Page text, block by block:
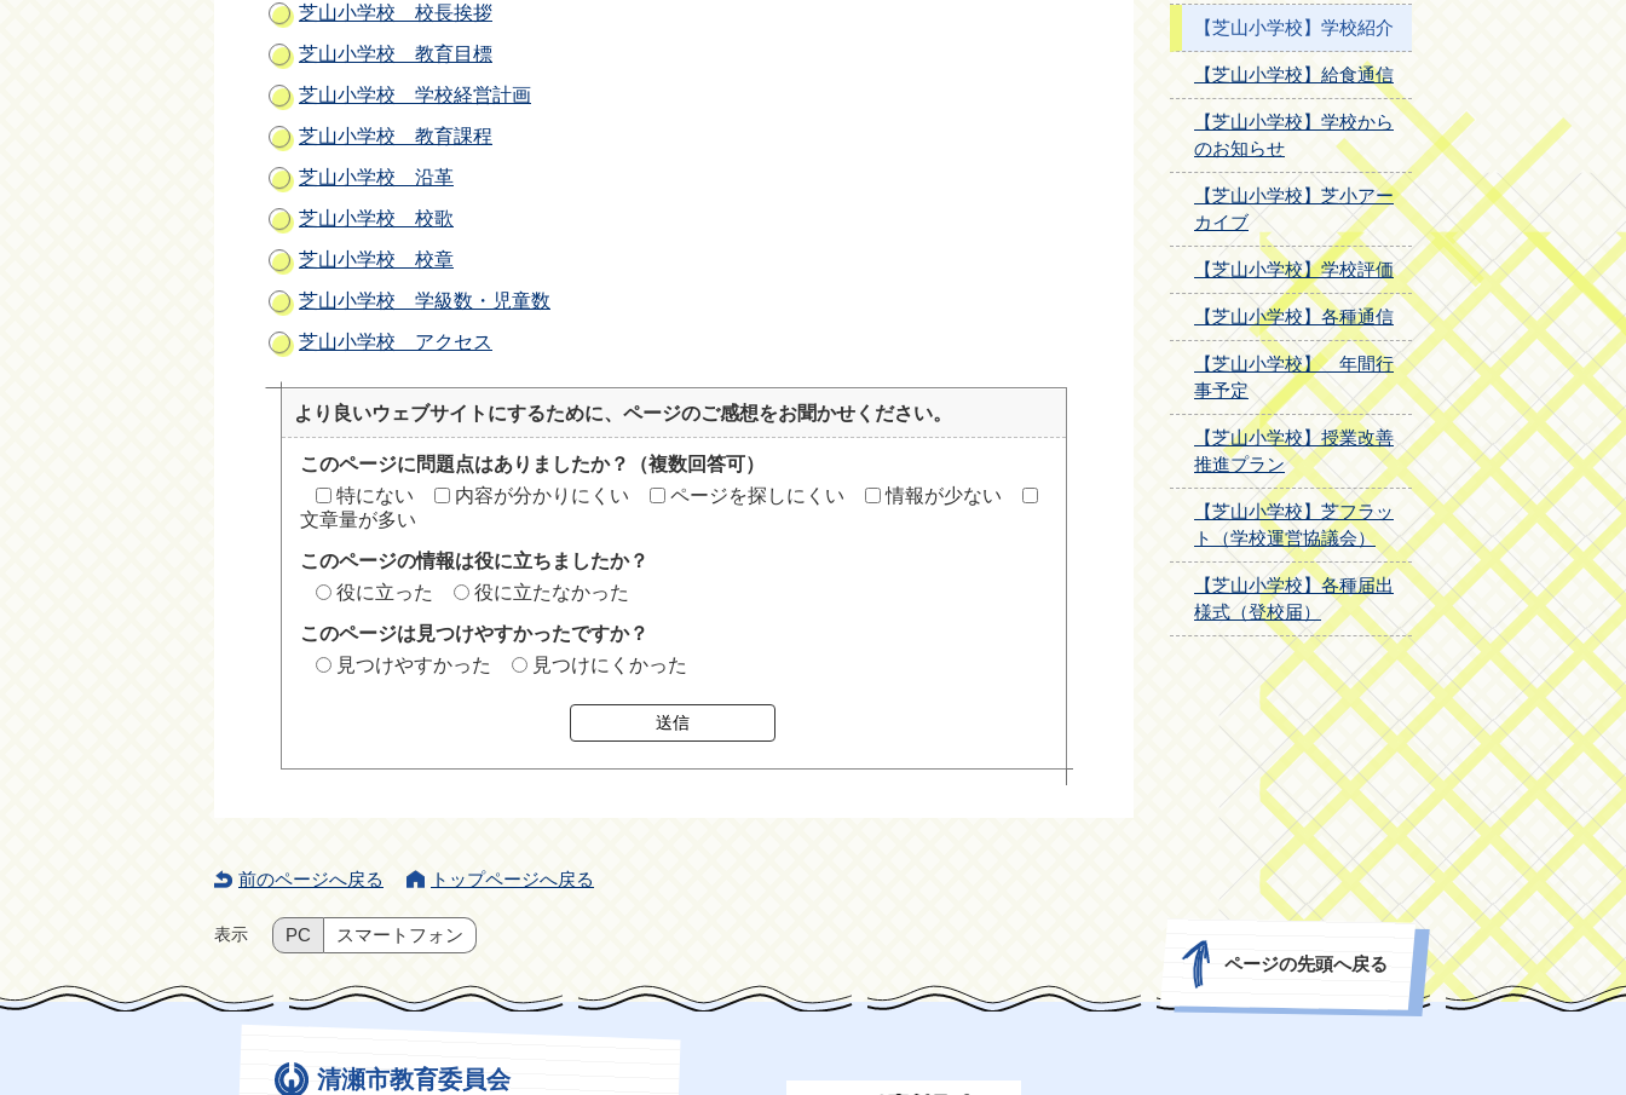
芝山小学校 校長挨拶
芝山小学校 教育目標
芝山小学校 学校経営計画
芝山小学校 教育課程
芝山小学校 沿革
芝山小学校 校歌
芝山小学校 校章
芝山小学校 学級数・児童数
芝山小学校 アクセス
より良いウェブサイトにするために、ページのご感想をお聞かせください。
このページに問題点はありましたか？（複数回答可）
特にない
内容が分かりにくい ページを探しにくい
情報が少ない
文章量が多い
このページの情報は役に立ちましたか？
役に立った
役に立たなかった
このページは見つけやすかったですか？
見つけやすかった
見つけにくかった
送信
【芝山小学校】学校紹介
【芝山小学校】給食通信
【芝山小学校】学校から
のお知らせ
【芝山小学校】芝小アー
カイブ
【芝山小学校】学校評価
【芝山小学校】各種通信
【芝山小学校】 年間行
事予定
【芝山小学校】授業改善
推進プラン
【芝山小学校】芝フラッ
ト（学校運営協議会）
【芝山小学校】各種届出
様式（登校届）
ページの先頭へ戻る
前のページへ戻る トップページへ戻る
表示 PC スマートフォン
清瀬市教育委員会